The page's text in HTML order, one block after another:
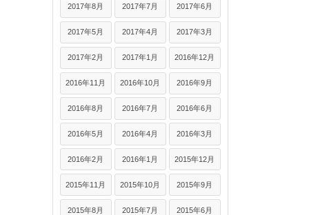
2017年8月 2017年7月 2017年6月
2017年5月 2017年4月 2017年3月
2017年2月 2017年1月 2016年12月
2016年11月 2016年10月 2016年9月
2016年8月 2016年7月 2016年6月
2016年5月 2016年4月 2016年3月
2016年2月 2016年1月 2015年12月
2015年11月 2015年10月 2015年9月
2015年8月 2015年7月 2015年6月